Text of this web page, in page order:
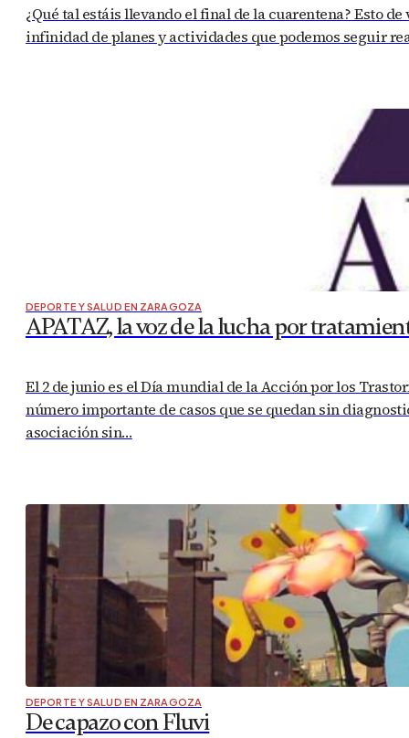
¿Qué tal estáis llevando el final de la cuarentena? Esto
infinidad de planes y actividades que podemos seguir
DEPORTE Y SALUD EN ZARAGOZA
APATAZ, la voz de la lucha por
El 2 de junio es el Día mundial de la Acción por los
número importante de casos que se quedan sin
asociación sin…
DEPORTE Y SALUD EN ZARAGOZA
De capazo con Fluvi